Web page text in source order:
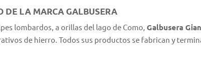
DE LA MARCA GALBUSERA
lombardos, a orillas del lago de Como, Galbusera
de hierro. Todos sus productos se fabrican y